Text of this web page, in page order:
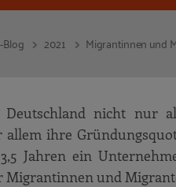
2021 Migrantinnen und
nicht nur
allem ihre
Jahren ein
und